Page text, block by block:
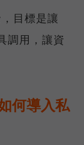
目標是讓
調用，讓資
何導入私